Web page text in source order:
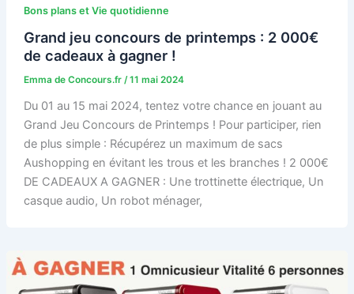
Bons plans et Vie quotidienne
Grand jeu concours de printemps : 2 000€
de cadeaux à gagner !
Emma de Concours.fr /11 mai 2024
Du 01 au 15 mai 2024, tentez votre chance en jouant au
Grand Jeu Concours de Printemps ! Pour participer, rien
de plus simple : Récupérez un maximum de sacs
Aushopping en évitant les trous et les branches ! 2 000€
DE CADEAUX A GAGNER : Une trottinette électrique, Un
casque audio, Un robot ménager,